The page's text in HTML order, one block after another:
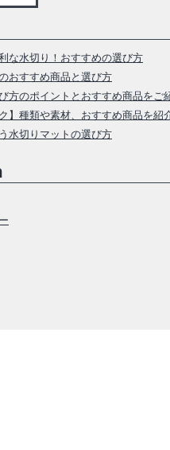
な水切り！おすすめの選び方
おすすめ商品と選び方
方のポイントとおすすめ商品をご
】種類や素材、おすすめ商品を紹
水切りマットの選び方